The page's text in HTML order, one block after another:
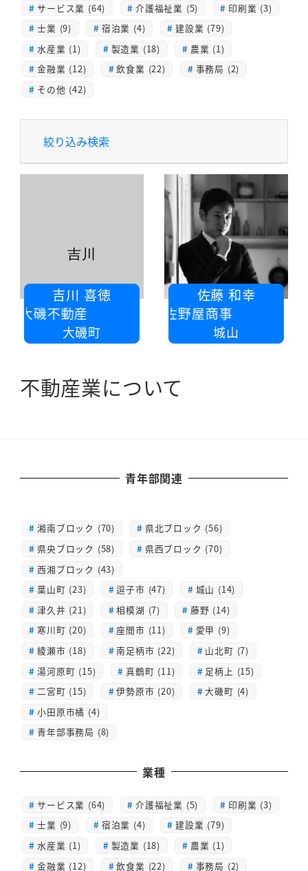
サービス業 (64) 介護福祉業 (5)
印刷業 (3)
士業 (9)
宿泊業 (4)
建設業 (79)
水産業 (1)
製造業 (18)
農業 (1)
金融業 (12)
飲食業 (22)
事務局 (2)
その他 (42)
絞り込み検索
吉川 喜徳
大磯不動産
大磯町
吉川
佐藤 和幸
有限会社佐野屋商事
城山
不動産業について
青年部関連
湘南ブロック (70)
県北ブロック (56)
県央ブロック (58)
県西ブロック (70)
西湘ブロック (43)
葉山町 (23)
逗子市 (47)
城山 (14)
津久井 (21)
相模湖 (7)
藤野 (14)
寒川町 (20)
座間市 (11)
愛甲 (9)
綾瀬市 (18)
南足柄市 (22)
山北町 (7)
湯河原町 (15)
真鶴町 (11)
足柄上 (15)
二宮町 (15)
伊勢原市 (20)
大磯町 (4)
小田原市橘 (4)
青年部事務局 (8)
業種
サービス業 (64) 介護福祉業 (5)
印刷業 (3)
士業 (9)
宿泊業 (4)
建設業 (79)
水産業 (1)
製造業 (18)
農業 (1)
金融業 (12)
飲食業 (22)
事務局 (2)